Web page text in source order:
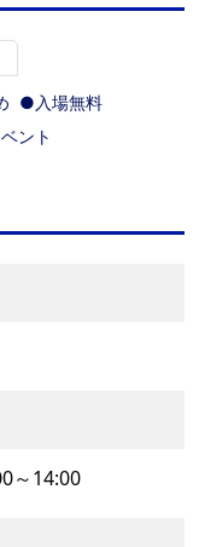
●入場無料
ント
～14:00